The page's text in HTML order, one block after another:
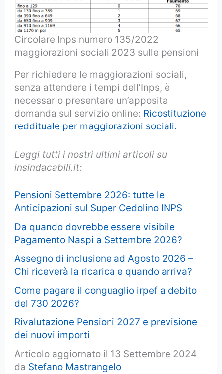
Circolare Inps numero 135/2022
maggiorazioni sociali 2023 sulle pensioni
Per richiedere le maggiorazioni sociali,
senza attendere i tempi dell’Inps, è
necessario presentare un’apposita
domanda sul servizio online: Ricostituzione
reddituale per maggiorazioni sociali.
Leggi tutti i nostri ultimi articoli su
insindacabili.it:
Pensioni Settembre 2026: tutte le
Anticipazioni sul Super Cedolino INPS
Da quando dovrebbe essere visibile
Pagamento Naspi a Settembre 2026?
Assegno di inclusione ad Agosto 2026 –
Chi riceverà la ricarica e quando arriva?
Come pagare il conguaglio irpef a debito
del 730 2026?
Rivalutazione Pensioni 2027 e previsione
dei nuovi importi
Articolo aggiornato il 13 Settembre 2024
da Stefano Mastrangelo